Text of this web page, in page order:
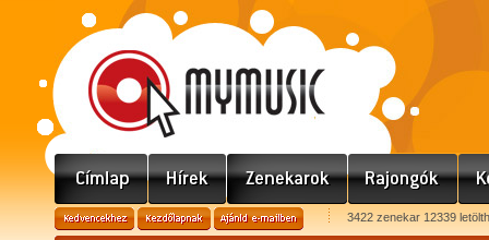
3422 zenekar 12339